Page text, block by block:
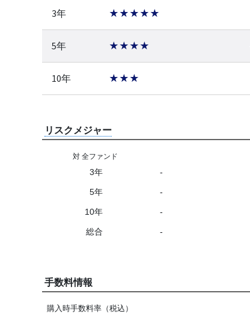
3年 ★★★★★
5年 ★★★★
10年 ★★★
リスクメジャー
対 全ファンド
3年 -
5年 -
10年 -
総合 -
手数料情報
購入時手数料率（税込）